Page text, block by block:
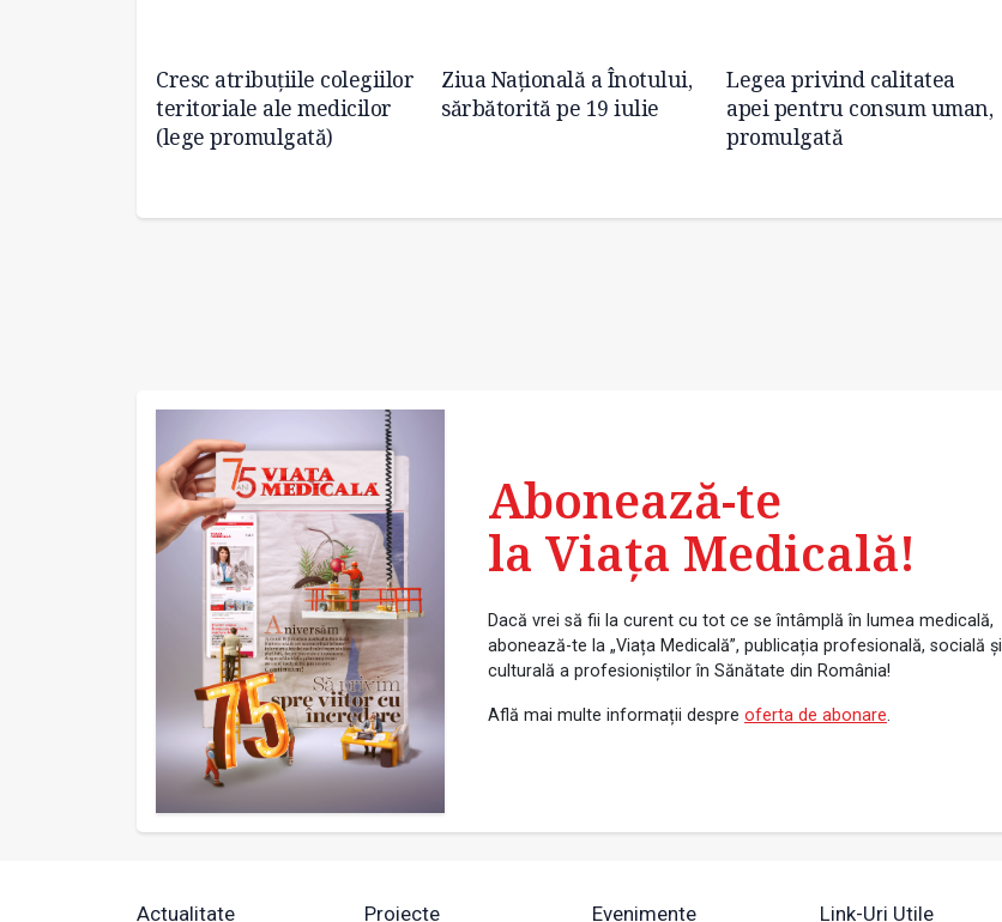
Cresc atribuţiile colegiilor
teritoriale ale medicilor
(lege promulgată)
Ziua Națională a Înotului,
sărbătorită pe 19 iulie
Legea privind calitatea
apei pentru consum uman,
promulgată
Abonează-te
la Viața Medicală!
Dacă vrei să fii la curent cu tot ce se întâmplă în lumea medicală,
abonează-te la „Viața Medicală”, publicația profesională, socială și
culturală a profesioniștilor în Sănătate din România!
Află mai multe informații despre oferta de abonare.
Actualitate Proiecte Evenimente Link-Uri Utile